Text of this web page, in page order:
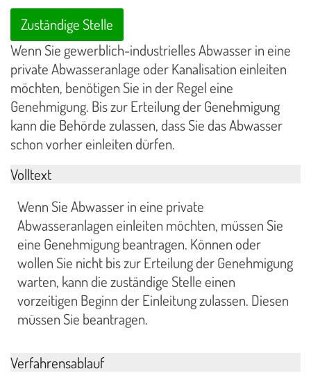
Zuständige Stelle
Wenn Sie gewerblich-industrielles Abwasser in eine
private Abwasseranlage oder Kanalisation einleiten
möchten, benötigen Sie in der Regel eine
Genehmigung. Bis zur Erteilung der Genehmigung
kann die Behörde zulassen, dass Sie das Abwasser
schon vorher einleiten dürfen.
Volltext
Wenn Sie Abwasser in eine private
Abwasseranlagen einleiten möchten, müssen Sie
eine Genehmigung beantragen. Können oder
wollen Sie nicht bis zur Erteilung der Genehmigung
warten, kann die zuständige Stelle einen
vorzeitigen Beginn der Einleitung zulassen. Diesen
müssen Sie beantragen.
Verfahrensablauf